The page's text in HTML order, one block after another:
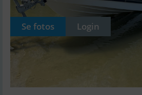
Se fotos Login